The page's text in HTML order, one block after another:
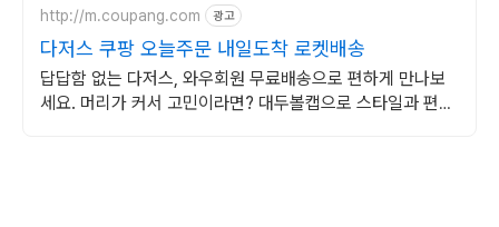
http://m.coupang.com 광고
다저스 쿠팡 오늘주문 내일도착 로켓배송
답답함 없는 다저스, 와우회원 무료배송으로 편하게 만나보
세요. 머리가 커서 고민이라면? 대두볼캡으로 스타일과 편안